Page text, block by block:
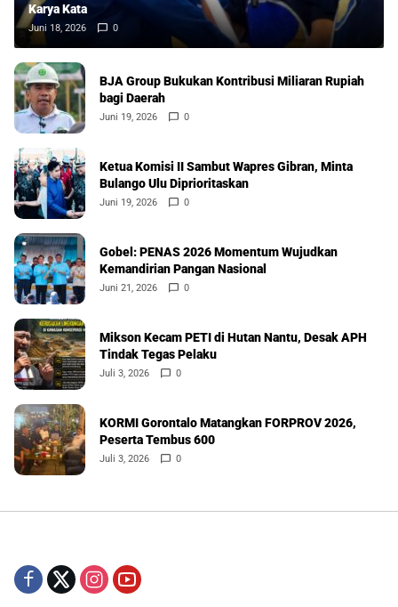
Karya Kata
Juni 18, 2026 0
BJA Group Bukukan Kontribusi Miliaran Rupiah
bagi Daerah
Juni 19, 2026 0
Ketua Komisi II Sambut Wapres Gibran, Minta
Bulango Ulu Diprioritaskan
Juni 19, 2026 0
Gobel: PENAS 2026 Momentum Wujudkan
Kemandirian Pangan Nasional
Juni 21, 2026 0
Mikson Kecam PETI di Hutan Nantu, Desak APH
Tindak Tegas Pelaku
Juli 3, 2026 0
KORMI Gorontalo Matangkan FORPROV 2026,
Peserta Tembus 600
Juli 3, 2026 0